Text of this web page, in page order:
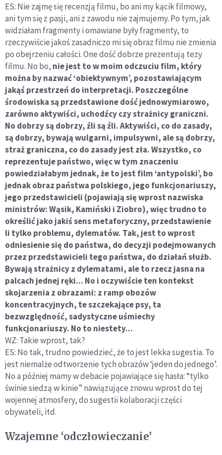
ES: Nie zajmę się recenzją filmu, bo ani my kącik filmowy,
ani tym się z pasji, ani z zawodu nie zajmujemy. Po tym, jak
widziałam fragmenty i omawiane były fragmenty, to
rzeczywiście jakoś zasadniczo mi się obraz filmu nie zmienia
po obejrzeniu całości. One dość dobrze prezentują tezy
filmu. No bo, nie jest to w moim odczuciu film, który
można by nazwać ‘obiektywnym’, pozostawiającym
jakąś przestrzeń do interpretacji. Poszczególne
środowiska są przedstawione dość jednowymiarowo,
zarówno aktywiści, uchodźcy czy strażnicy graniczni.
No dobrzy są dobrzy, źli są źli. Aktywiści, co do zasady,
są dobrzy, bywają wulgarni, impulsywni, ale są dobrzy,
straż graniczna, co do zasady jest zła. Wszystko, co
reprezentuje państwo, więc w tym znaczeniu
powiedziałabym jednak, że to jest film ‘antypolski’, bo
jednak obraz państwa polskiego, jego funkcjonariuszy,
jego przedstawicieli (pojawiają się wprost nazwiska
ministrów: Wąsik, Kamiński i Ziobro), więc trudno to
określić jako jakiś sens metaforyczny, przedstawienie
li tylko problemu, dylematów. Tak, jest to wprost
odniesienie się do państwa, do decyzji podejmowanych
przez przedstawicieli tego państwa, do działań służb.
Bywają strażnicy z dylematami, ale to rzecz jasna na
palcach jednej ręki... No i oczywiście ten kontekst
skojarzenia z obrazami: z ramp obozów
koncentracyjnych, te szczekające psy, ta
bezwzględność, sadystyczne uśmiechy
funkcjonariuszy. No to niestety...
WZ: Takie wprost, tak?
ES: No tak, trudno powiedzieć, że to jest lekka sugestia. To
jest niemalże odtworzenie tych obrazów ‘jeden do jednego’.
No a później mamy w debacie pojawiające się hasła: “tylko
świnie siedzą w kinie” nawiązujące znowu wprost do tej
wojennej atmosfery, do sugestii kolaboracji części
obywateli, itd.
Wzajemne ‘odczłowieczanie’